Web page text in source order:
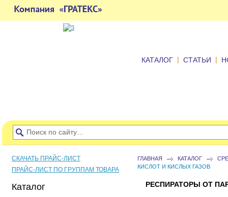
КАТАЛОГ | СТАТЬИ |
ГЛАВНАЯ КАТАЛОГ
КИСЛОТ И КИСЛЫХ ГАЗОВ
РЕСПИРАТОРЫ ОТ
СКАЧАТЬ ПРАЙС-ЛИСТ
ПРАЙС-ЛИСТ ПО ГРУППАМ ТОВАРА
Каталог